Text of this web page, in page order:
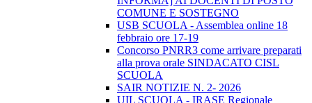
COMUNE E SOSTEGNO
USB SCUOLA - Assemblea online 18
febbraio ore 17-19
Concorso PNRR3 come arrivare preparati
alla prova orale SINDACATO CISL
SCUOLA
SAIR NOTIZIE N. 2- 2026
UIL SCUOLA - IRASE Regionale